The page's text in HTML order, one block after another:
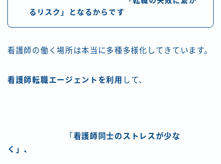
るリスク」となるからです
看護師の働く場所は本当に多種多様化してきています。
看護師転職エージェントを利用 して、
「 看護師同士のストレスが少な
く」、